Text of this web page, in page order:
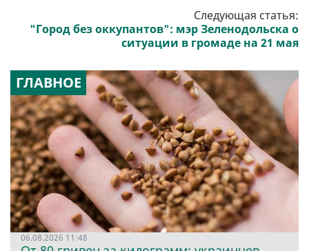
Следующая статья:
"Город без оккупантов": мэр Зеленодольска о
ситуации в громаде на 21 мая
ГЛАВНОЕ
06.08.2026 11:48